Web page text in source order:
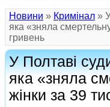
Новини » Кримінал »
яка «зняла
гривень
У Полтаві
яка «зняла
жінки за 39